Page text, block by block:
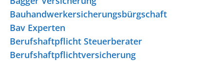
Bauhandwerkersicherungsbürgschaft
Bav Experten
Berufshaftpflicht Steuerberater
Berufshaftpflichtversicherung